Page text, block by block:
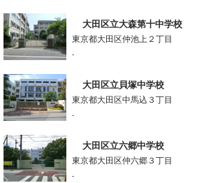
大田区立大森第十中学校
東京都大田区仲池上２丁目
-
大田区立貝塚中学校
東京都大田区中馬込３丁目
-
大田区立六郷中学校
東京都大田区仲六郷３丁目
-